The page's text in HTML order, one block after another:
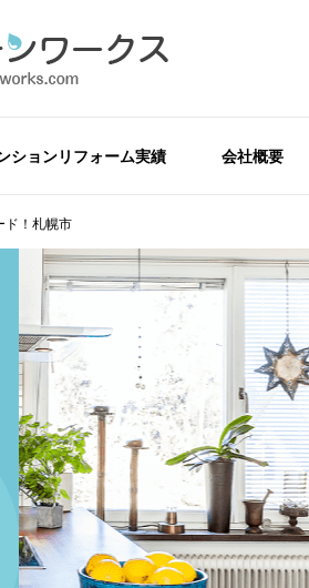
ションリフォーム実績 会社概要
ド！札幌市